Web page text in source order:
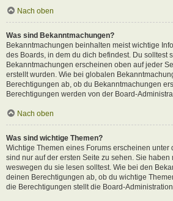
Nach oben
Was sind Bekanntmachungen?
Bekanntmachungen beinhalten meist wichtige
des Boards, in dem du dich befindest. Du solltest
Bekanntmachungen erscheinen oben auf jeder
erstellt wurden. Wie bei globalen
Berechtigungen ab, ob du Bekanntmachungen
Berechtigungen werden von der Board-
Nach oben
Was sind wichtige Themen?
Wichtige Themen eines Forums erscheinen unter
sind nur auf der ersten Seite zu sehen. Sie haben
weswegen du sie lesen solltest. Wie bei den
deinen Berechtigungen ab, ob du wichtige
die Berechtigungen stellt die Board-Administration